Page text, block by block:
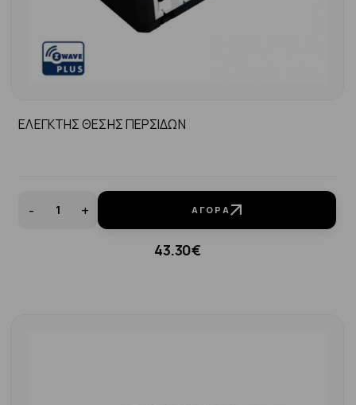
ΕΛΕΓΚΤΗΣ ΘΕΣΗΣ ΠΕΡΣΙΔΩΝ
- + ΑΓΟΡΆ
43.30€